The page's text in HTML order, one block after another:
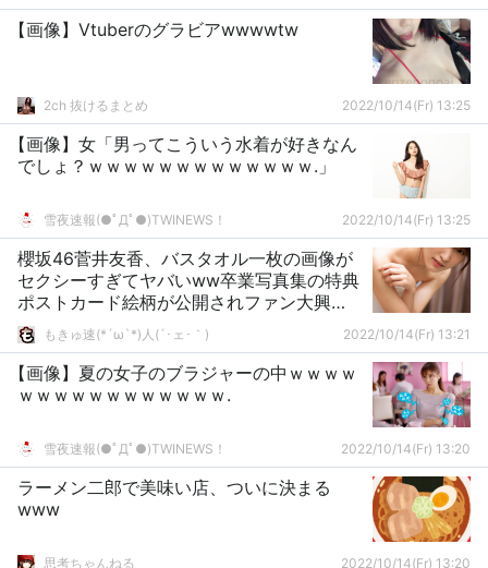
【画像】Vtuberのグラビアwwwwtw
2ch 抜けるまとめ 2022/10/14(Fr) 13:25
【画像】女「男ってこういう水着が好きなん
でしょ？ｗｗｗｗｗｗｗｗｗｗｗｗｗ.」
雪夜速報(●ﾟДﾟ●)TWINEWS！ 2022/10/14(Fr) 13:25
櫻坂46菅井友香、バスタオル一枚の画像が
セクシーすぎてヤバいww卒業写真集の特典
ポストカード絵柄が公開されファン大興
奮！もきゅ速(*´ω`*)人(´･ェ･｀) 2022/10/14(Fr) 13:21
【画像】夏の女子のブラジャーの中ｗｗｗｗ
ｗｗｗｗｗｗｗｗｗｗｗｗ.
雪夜速報(●ﾟДﾟ●)TWINEWS！ 2022/10/14(Fr) 13:20
ラーメン二郎で美味い店、ついに決まる
www
思考ちゃんねる 2022/10/14(Fr) 13:20